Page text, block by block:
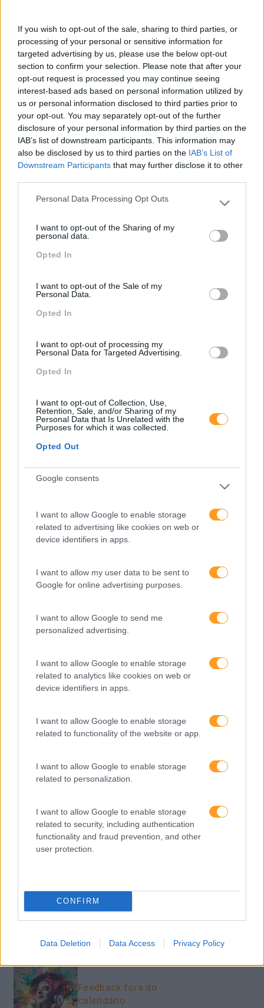
If you wish to opt-out of the sale, sharing to third parties, or
processing of your personal or sensitive information for
targeted advertising by us, please use the below opt-out
section to confirm your selection. Please note that after your
opt-out request is processed you may continue seeing
interest-based ads based on personal information utilized by
us or personal information disclosed to third parties prior to
your opt-out. You may separately opt-out of the further
disclosure of your personal information by third parties on the
IAB’s list of downstream participants. This information may
also be disclosed by us to third parties on the IAB’s List of
Downstream Participants that may further disclose it to other
Please note that this website/app uses one or more Google
not limited to your visit or usage behaviour. You may click to
grant or deny consent to Google and its third-party tags to
use your data for below specified purposes in below Google
Personal Data Processing Opt Outs
I want to opt-out of the Sharing of my
personal data.
Opted In
I want to opt-out of the Sale of my
Personal Data.
Opted In
I want to opt-out of processing my
Personal Data for Targeted Advertising.
Opted In
I want to opt-out of Collection, Use,
Retention, Sale, and/or Sharing of my
Personal Data that Is Unrelated with the
Purposes for which it was collected.
Opted Out
Google consents
I want to allow Google to enable storage
related to advertising like cookies on web or
device identifiers in apps.
I want to allow my user data to be sent to
Google for online advertising purposes.
I want to allow Google to send me
personalized advertising.
I want to allow Google to enable storage
related to analytics like cookies on web or
device identifiers in apps.
I want to allow Google to enable storage
related to functionality of the website or app.
I want to allow Google to enable storage
related to personalization.
I want to allow Google to enable storage
related to security, including authentication
functionality and fraud prevention, and other
user protection.
CONFIRM
Data Deletion Data Access Privacy Policy
Cultura Emocional Da
Empresa E A Relação
Com A Saúde Mental E A
Fazer Viver Os Valores Da
Organização Em Todas
As Gerações
Aprendizagem
Artigo De Opinião
Atendimento E Relação Cliente
Cultura
Desenvolvimento De Competências
Expo RH
Inglês
Interculturalidade
Liderança
Perspetivas
Pessoas
PORTO RH MEETING
Recursos Humanos
Sustentabilidade
Team Building
Vendas E Negociação
Recentes
Feedback fora do
calendário